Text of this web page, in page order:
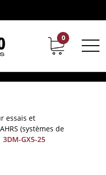
Carrières chez Hoskin
0
essais et
AHRS (systèmes de
3DM-GX5-25